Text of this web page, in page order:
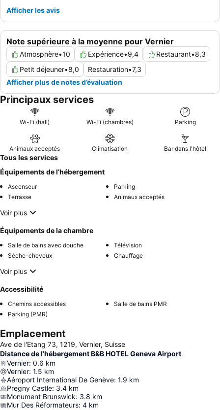
Note supérieure à la moyenne pour Vernier
Atmosphère•10 Expérience•9,4 Restaurant•8,3
Petit déjeuner•8,0 Restauration•7,3
Afficher plus de notes d’évaluation
Afficher les avis
Principaux services
Wi-Fi (hall) Wi-Fi (chambres) Parking
Animaux acceptés Climatisation Bar dans l'hôtel
Tous les services
Équipements de l’hébergement
Ascenseur
Parking
Terrasse
Animaux acceptés
Voir plus
Équipements de la chambre
Salle de bains avec douche
Télévision
Sèche-cheveux
Chauffage
Voir plus
Accessibilité
Chemins accessibles
Salle de bains PMR
Parking (PMR)
Emplacement
Ave de l'Etang 73, 1219, Vernier, Suisse
Distance de l’hébergement B&B HOTEL Geneva Airport
Vernier: 0.6 km
Vernier: 1.5 km
Aéroport International De Genève: 1.9 km
Pregny Castle: 3.4 km
Monument Brunswick: 3.8 km
Mur Des Réformateurs: 4 km